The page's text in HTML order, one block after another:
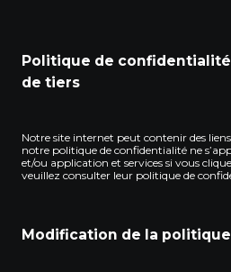
Politique de confidentialité
de tiers
Notre site internet peut contenir des
notre politique de confidentialité ne
et/ou application et services si vous
veuillez consulter leur politique de
Modification de la